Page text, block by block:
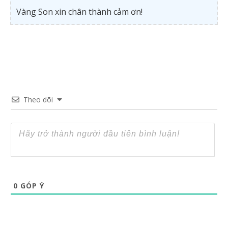
Vàng Son xin chân thành cảm ơn!
Theo dõi
0 GÓP Ý